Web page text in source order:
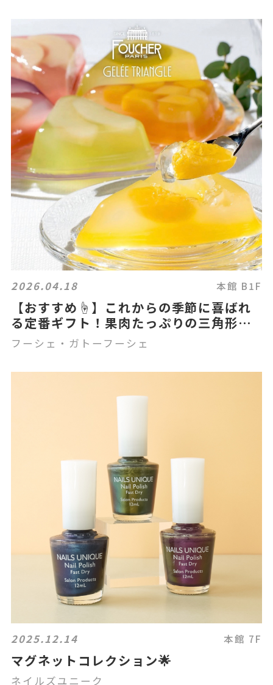
2026.04.18 本館 B1F
【おすすめ☝️】これからの季節に喜ばれ
る定番ギフト！果肉たっぷりの三角形ゼ
リー🍇🥄
フーシェ・ガトーフーシェ
2025.12.14 本館 7F
マグネットコレクション🌟
ネイルズユニーク